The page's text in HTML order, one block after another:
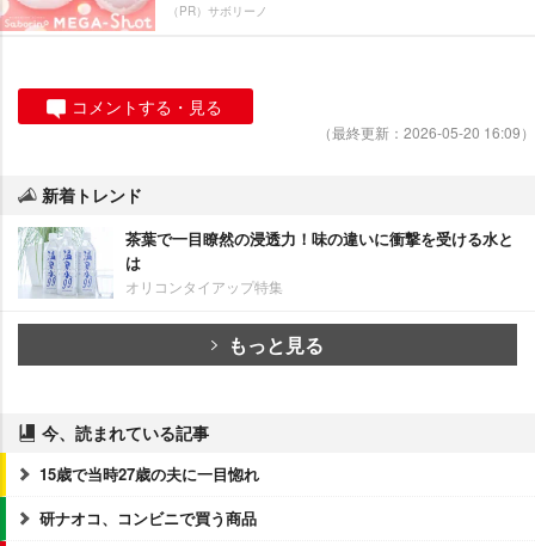
（PR）サボリーノ
コメントする・見る
（最終更新：2026-05-20 16:09）
新着トレンド
茶葉で一目瞭然の浸透力！味の違いに衝撃を受ける水と
は
オリコンタイアップ特集
もっと見る
今、読まれている記事
15歳で当時27歳の夫に一目惚れ
研ナオコ、コンビニで買う商品